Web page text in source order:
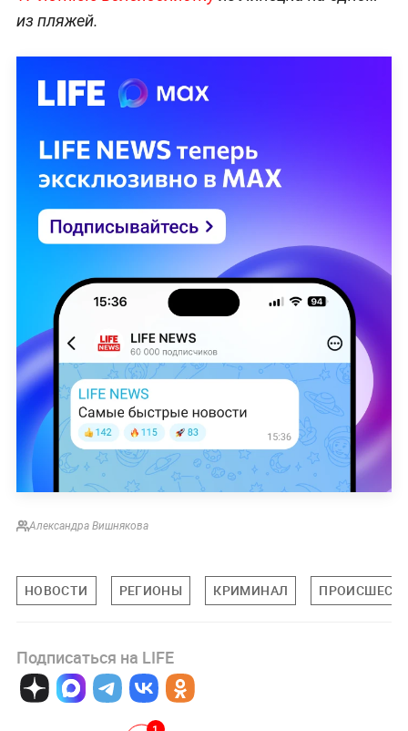
службы полиции уволены из органов
привлечены их непосредственные
Кроме того, ещё один заместитель главы ОМВД
России по Анапе предупреждён о неполном
служебном соответствии.
Напомним, в конце августа в Анапе двое бывших
полицейскихстали фигурантами
дела о
принуждении несовершеннолетней девушки к
действиям сексуального характера. По
предварительным данным, ониизнасиловали
17-летнюю волейболистку
из Липецка на одном
из пляжей.